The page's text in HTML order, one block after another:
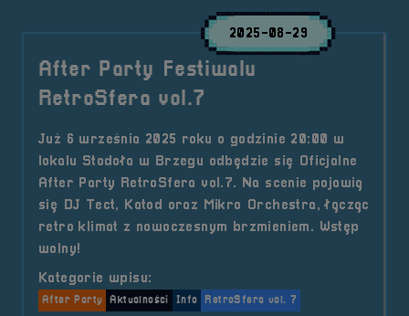
2025-08-29
After Party Festiwalu
RetroSfera vol.7
Już 6 września 2025 roku o godzinie 20:00 w
lokalu Stodoła w Brzegu odbędzie się Oficjalne
After Party RetroSfera vol.7. Na scenie pojawią
się DJ Tect, Katod oraz Mikro Orchestra, łącząc
retro klimat z nowoczesnym brzmieniem. Wstęp
wolny!
Kategorie wpisu:
After Party Aktualności Info RetroSfera vol. 7